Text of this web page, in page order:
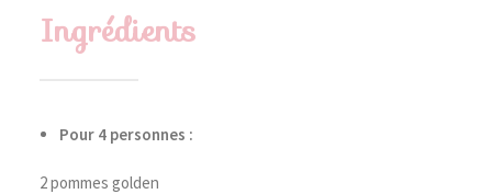
Ingrédients
Pour 4 personnes :
2 pommes golden